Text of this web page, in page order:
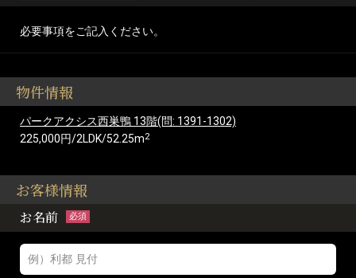
必要事項をご記入ください。
物件情報
パークアクシス西巣鴨 13階(問: 1391-1302)
225,000円/2LDK/52.25m2
お客様情報
お名前 必須